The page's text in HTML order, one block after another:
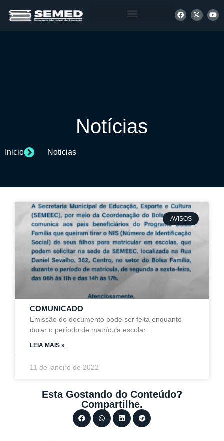
Notícias
Inicio Noticias
AVISOS
COMUNICADO
Emissão do documento pode ser feita enquanto
durar o período de matrícula escolar
LEIA MAIS »
11 de janeiro de 2022
Esta Gostando do Conteúdo?
Compartilhe.